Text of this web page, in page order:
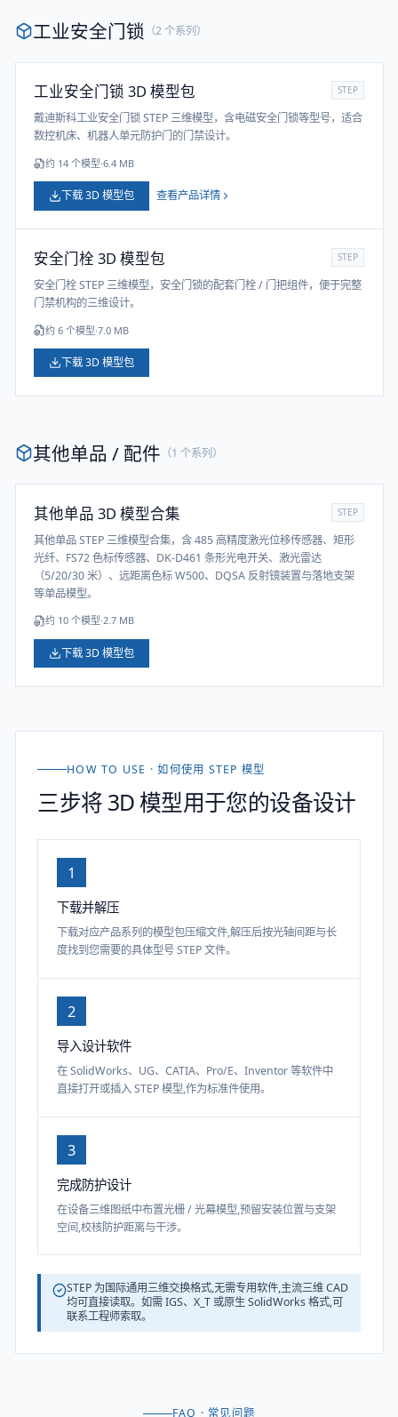
工业安全门锁 （2 个系列）
工业安全门锁 3D 模型包 STEP
戴迪斯科工业安全门锁 STEP 三维模型，含电磁安全门锁等型号，适合
数控机床、机器人单元防护门的门禁设计。
约 14个模型·6.4 MB
下载 3D 模型包 查看产品详情
安全门栓 3D 模型包 STEP
安全门栓 STEP 三维模型，安全门锁的配套门栓 / 门把组件，便于完整
门禁机构的三维设计。
约 6个模型·7.0 MB
下载 3D 模型包
其他单品 / 配件 （1 个系列）
其他单品 3D 模型合集 STEP
其他单品 STEP 三维模型合集，含 485 高精度激光位移传感器、矩形
光纤、FS72 色标传感器、DK-D461 条形光电开关、激光雷达
（5/20/30 米）、远距离色标 W500、DQSA 反射镜装置与落地支架
等单品模型。
约 10个模型·2.7 MB
下载 3D 模型包
HOW TO USE · 如何使用 STEP 模型
三步将 3D 模型用于您的设备设计
1
下载并解压
下载对应产品系列的模型包压缩文件,解压后按光轴间距与长
度找到您需要的具体型号 STEP 文件。
2
导入设计软件
在 SolidWorks、UG、CATIA、Pro/E、Inventor 等软件中
直接打开或插入 STEP 模型,作为标准件使用。
3
完成防护设计
在设备三维图纸中布置光栅 / 光幕模型,预留安装位置与支架
空间,校核防护距离与干涉。
STEP 为国际通用三维交换格式,无需专用软件,主流三维 CAD
均可直接读取。如需 IGS、X_T 或原生 SolidWorks 格式,可
联系工程师索取。
FAQ · 常见问题